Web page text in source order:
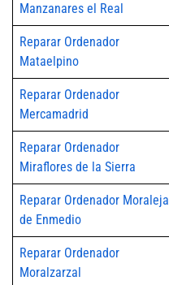
Manzanares el Real
Reparar Ordenador
Mataelpino
Reparar Ordenador
Mercamadrid
Reparar Ordenador
Miraflores de la Sierra
Reparar Ordenador Moraleja
de Enmedio
Reparar Ordenador
Moralzarzal